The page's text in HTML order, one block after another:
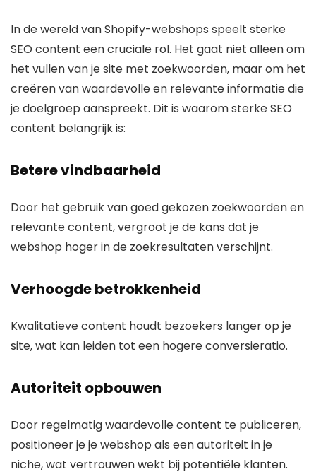
In de wereld van Shopify-webshops speelt sterke
SEO content een cruciale rol. Het gaat niet alleen om
het vullen van je site met zoekwoorden, maar om het
creëren van waardevolle en relevante informatie die
je doelgroep aanspreekt. Dit is waarom sterke SEO
content belangrijk is:
Betere vindbaarheid
Door het gebruik van goed gekozen zoekwoorden en
relevante content, vergroot je de kans dat je
webshop hoger in de zoekresultaten verschijnt.
Verhoogde betrokkenheid
Kwalitatieve content houdt bezoekers langer op je
site, wat kan leiden tot een hogere conversieratio.
Autoriteit opbouwen
Door regelmatig waardevolle content te publiceren,
positioneer je je webshop als een autoriteit in je
niche, wat vertrouwen wekt bij potentiële klanten.